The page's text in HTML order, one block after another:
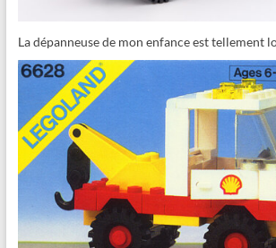
La dépanneuse de mon enfance est tellement